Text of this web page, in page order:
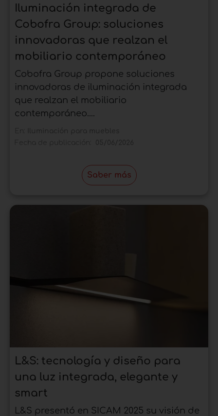
Iluminación integrada de
Cobofra Group: soluciones
innovadoras que realzan el
mobiliario contemporáneo
Cobofra Group propone soluciones
innovadoras de iluminación integrada
que realzan el mobiliario
contemporáneo....
Saber más
L&S: tecnología y diseño para
una luz integrada, elegante y
smart
L&S presentó en SICAM 2025 su visión de